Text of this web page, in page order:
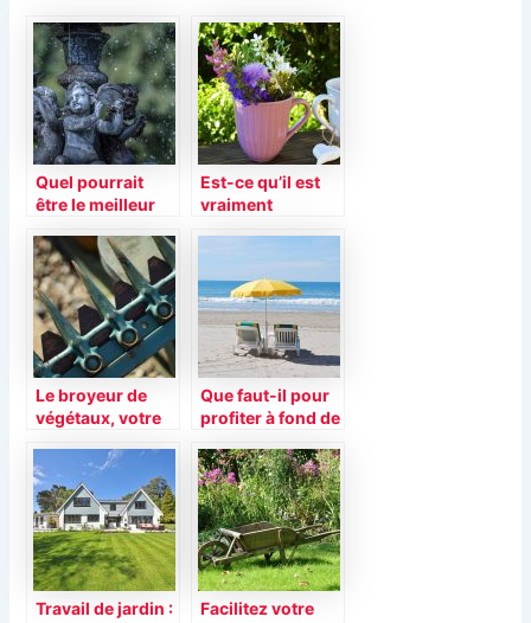
Quel pourrait
être le meilleur
votre jardin ?
Est-ce qu’il est
vraiment
pesticides dans
son jardin?
Le broyeur de
végétaux, votre
découpe de vos
branches
Que faut-il pour
profiter à fond de
pendant l’été ?
Travail de jardin :
Facilitez votre